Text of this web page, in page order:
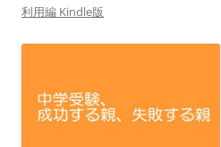
利用編 Kindle版